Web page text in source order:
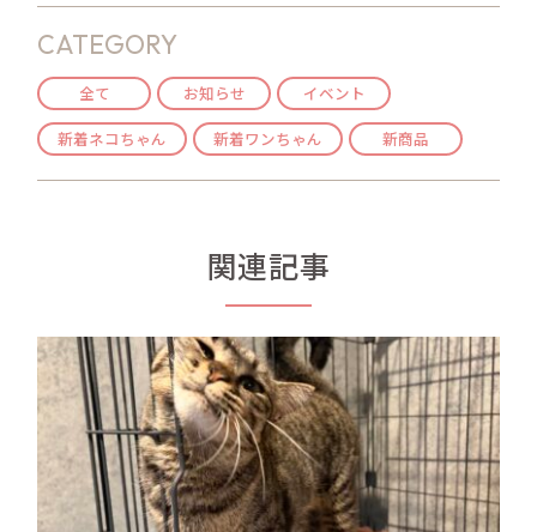
CATEGORY
全て お知らせ
イベント
新着ネコちゃん
新着ワンちゃん 新商品
関連記事